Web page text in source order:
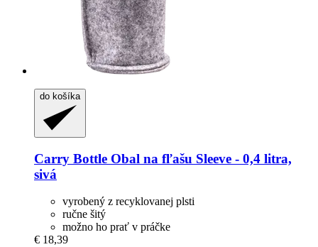
do košíka
Carry Bottle Obal na fľašu Sleeve -​ 0,4 litra,
sivá
vyrobený z recyklovanej plsti
ručne šitý
možno ho prať v práčke
€ 18,39